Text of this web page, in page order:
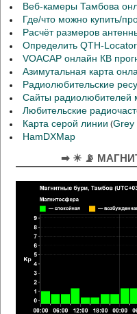
Веб-камеры Тамбова
Где/что можно купить/
Расчёт размеров
Определить QTH-
VOACAP онлайн КВ
Азимутальная карта
Радиолюбительские
Сайты радиолюбителей
Любительские
Карта серой линии (Grey
HamDXMap
➡ ☀ 📡